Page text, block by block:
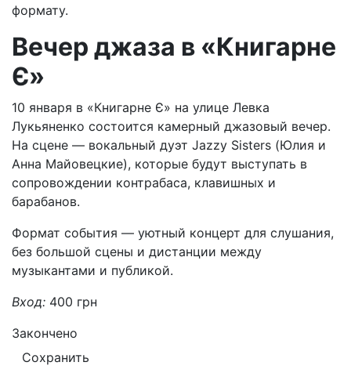
формату.
Вечер джаза в «Книгарне
Є»
10 января в «Книгарне Є» на улице Левка
Лукьяненко состоится камерный джазовый вечер.
На сцене — вокальный дуэт Jazzy Sisters (Юлия и
Анна Майовецкие), которые будут выступать в
сопровождении контрабаса, клавишных и
барабанов.
Формат события — уютный концерт для слушания,
без большой сцены и дистанции между
музыкантами и публикой.
Вход: 400 грн
Закончено
Сохранить